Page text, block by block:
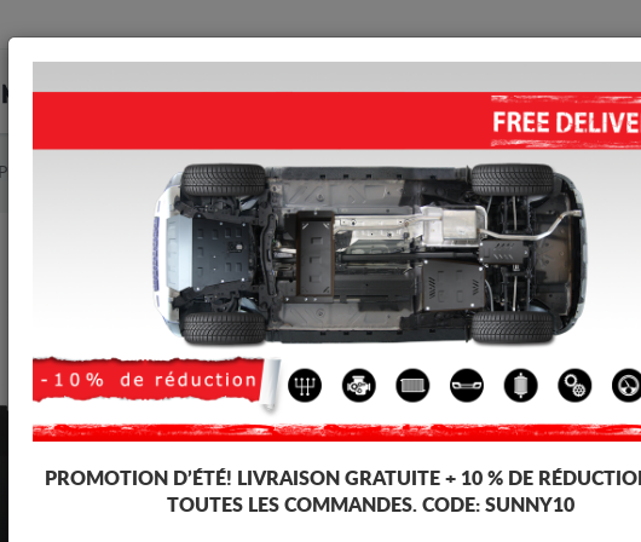
PROTECTION ACCUEIL LIVRAISON AVIS
Protection Sous Moteur Volkswagen Fox
PROTECTION SOUS
Code d'article: 30.142
149
Marque
PROMOTION D’ÉTÉ! LIVRAISON GRATUITE + 10 % DE
TOUTES LES COMMANDES. CODE: SUNNY10